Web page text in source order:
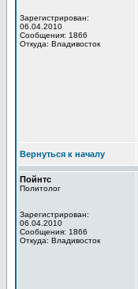
Зарегистрирован:
06.04.2010
Сообщения: 1866
Откуда: Владивосток
Вернуться к началу
Пойнтс
Политолог
Зарегистрирован:
06.04.2010
Сообщения: 1866
Откуда: Владивосток